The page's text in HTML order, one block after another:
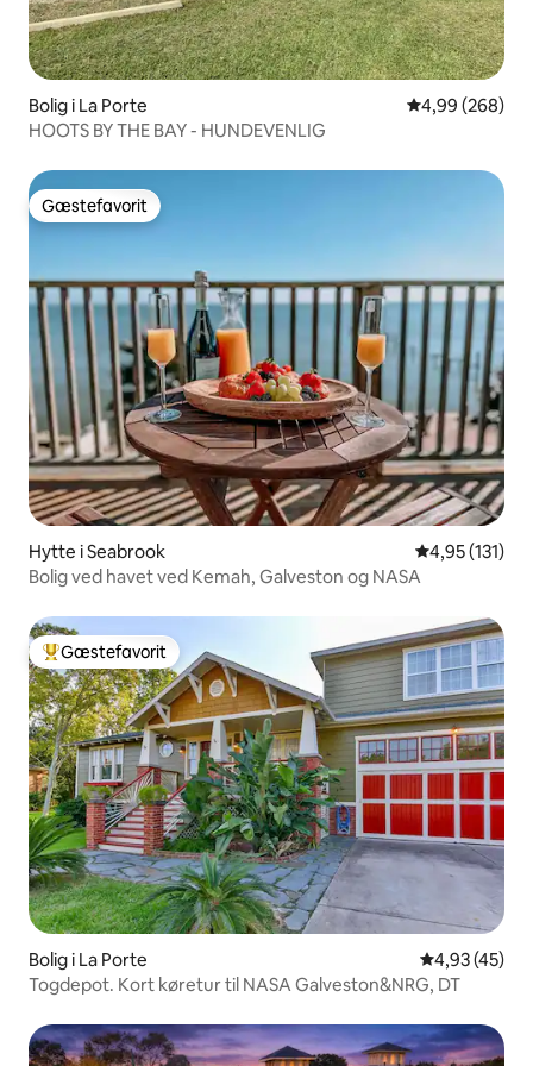
Bolig i La Porte 4,99 ud af 5 i
4,99 (268)
HOOTS BY THE BAY - HUNDEVENLIG
Gæstefavorit
Gæstefavorit
Hytte i Seabrook 4,95 ud af 5 i
4,95 (131)
Bolig ved havet ved Kemah, Galveston og NASA
Bedste gæstefavorit
Gæstefavorit
Bolig i La Porte 4,93 ud af 5 i
4,93 (45)
Togdepot. Kort køretur til NASA Galveston&NRG, DT